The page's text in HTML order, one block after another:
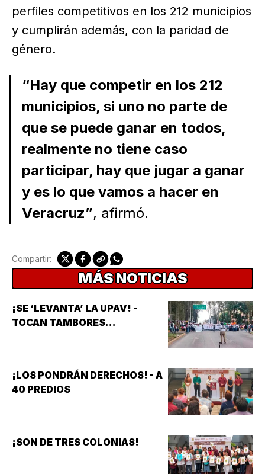
perfiles competitivos en los 212 municipios
y cumplirán además, con la paridad de
género.
“Hay que competir en los 212
municipios, si uno no parte de
que se puede ganar en todos,
realmente no tiene caso
participar, hay que jugar a ganar
y es lo que vamos a hacer en
Veracruz”, afirmó.
Compartir:
MÁS NOTICIAS
¡SE ‘LEVANTA’ LA UPAV! -
TOCAN TAMBORES...
¡LOS PONDRÁN DERECHOS! - A
40 PREDIOS
¡SON DE TRES COLONIAS!